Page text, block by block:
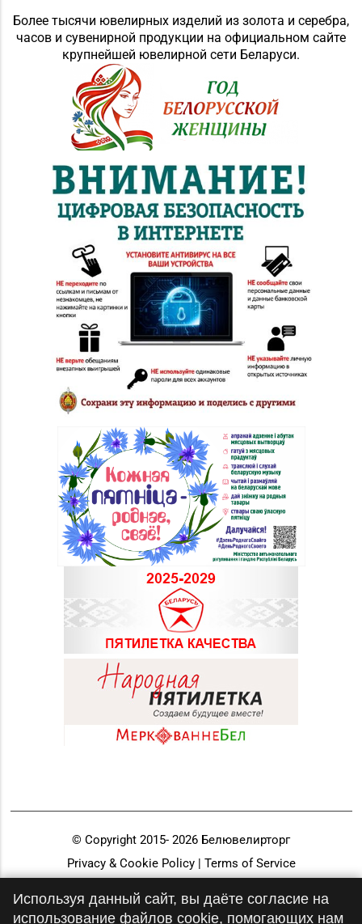
Более тысячи ювелирных изделий из золота и серебра,
часов и сувенирной продукции на официальном сайте
крупнейшей ювелирной сети Беларуси.
© Copyright 2015- 2026 Белювелирторг
Privacy & Cookie Policy | Terms of Service
Используя данный сайт, вы даёте согласие на
использование файлов cookie, помогающих нам